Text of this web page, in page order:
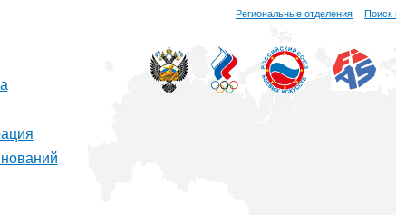
Региональные отделения Поиск